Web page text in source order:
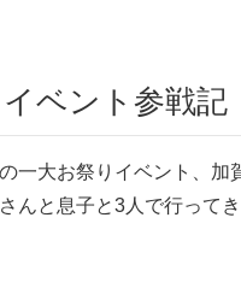
イベント参戦記
一大お祭りイベント、加
んと息子と3人で行ってき